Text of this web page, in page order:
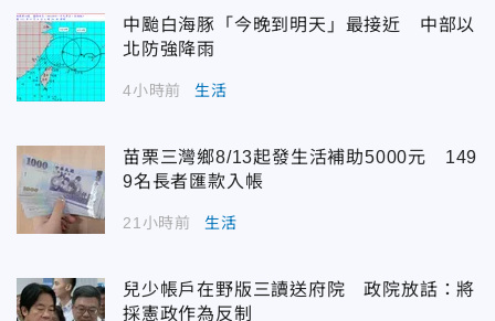
中颱白海豚「今晚到明天」最接近 中部以
北防強降雨
4小時前 生活
苗栗三灣鄉8/13起發生活補助5000元 149
9名長者匯款入帳
21小時前 生活
兒少帳戶在野版三讀送府院 政院放話：將
採憲政作為反制